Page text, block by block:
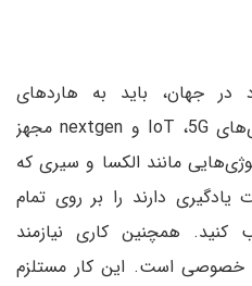
در جهان، باید به هاردهای
مخصوص بلاک‌چین و تکنولوژی‌های IoT ،5G و nextgen مجهز
مانند الکسا و سیری که
دارند را بر روی تمام
همچنین کاری نیازمند
خصوصی است. این کار مستلزم